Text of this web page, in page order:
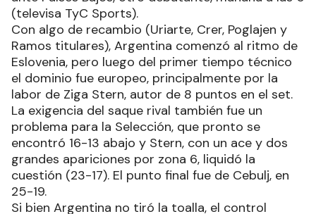
(televisa TyC Sports).
Con algo de recambio (Uriarte, Crer, Poglajen y
Ramos titulares), Argentina comenzó al ritmo de
Eslovenia, pero luego del primer tiempo técnico
el dominio fue europeo, principalmente por la
labor de Ziga Stern, autor de 8 puntos en el set.
La exigencia del saque rival también fue un
problema para la Selección, que pronto se
encontró 16-13 abajo y Stern, con un ace y dos
grandes apariciones por zona 6, liquidó la
cuestión (23-17). El punto final fue de Cebulj, en
25-19.
Si bien Argentina no tiró la toalla, el control